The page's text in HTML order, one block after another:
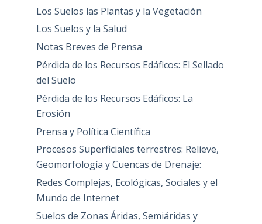
Los Suelos las Plantas y la Vegetación
Los Suelos y la Salud
Notas Breves de Prensa
Pérdida de los Recursos Edáficos: El Sellado
del Suelo
Pérdida de los Recursos Edáficos: La
Erosión
Prensa y Política Científica
Procesos Superficiales terrestres: Relieve,
Geomorfología y Cuencas de Drenaje:
Redes Complejas, Ecológicas, Sociales y el
Mundo de Internet
Suelos de Zonas Áridas, Semiáridas y